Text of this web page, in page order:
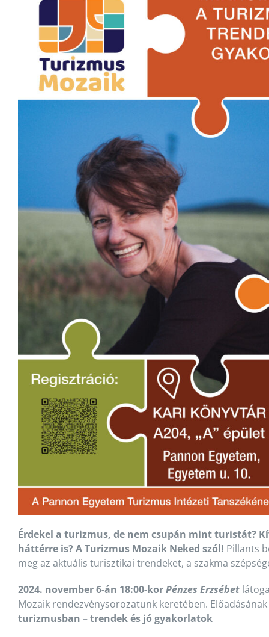
Érdekel a turizmus, de nem csupán mint turistát?
háttérre is? A Turizmus Mozaik Neked szól! Pillants
meg az aktuális turisztikai trendeket, a szakma
2024. november 6-án 18:00-korPénzes Erzsébet
Mozaik rendezvénysorozatunk keretében.
turizmusban – trendek és jó gyakorlatok